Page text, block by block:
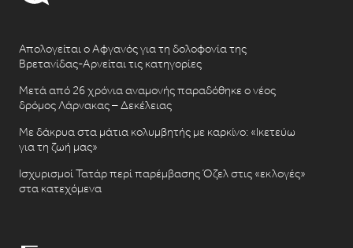
Απολογείται ο Αφγανός για τη δολοφονία της
Βρετανίδας-Αρνείται τις κατηγορίες
Μετά από 26 χρόνια αναμονής παραδόθηκε ο νέος
δρόμος Λάρνακας – Δεκέλειας
Με δάκρυα στα μάτια κολυμβητής με καρκίνο: «Ικετεύω
για τη ζωή μας»
Ισχυρισμοί Τατάρ περί παρέμβασης Όζελ στις «εκλογές»
στα κατεχόμενα